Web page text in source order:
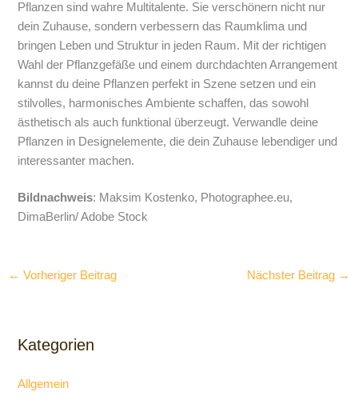
Pflanzen sind wahre Multitalente. Sie verschönern nicht nur
dein Zuhause, sondern verbessern das Raumklima und
bringen Leben und Struktur in jeden Raum. Mit der richtigen
Wahl der Pflanzgefäße und einem durchdachten Arrangement
kannst du deine Pflanzen perfekt in Szene setzen und ein
stilvolles, harmonisches Ambiente schaffen, das sowohl
ästhetisch als auch funktional überzeugt. Verwandle deine
Pflanzen in Designelemente, die dein Zuhause lebendiger und
interessanter machen.
Bildnachweis: Maksim Kostenko, Photographee.eu,
DimaBerlin/ Adobe Stock
← Vorheriger Beitrag Nächster Beitrag →
Kategorien
Allgemein